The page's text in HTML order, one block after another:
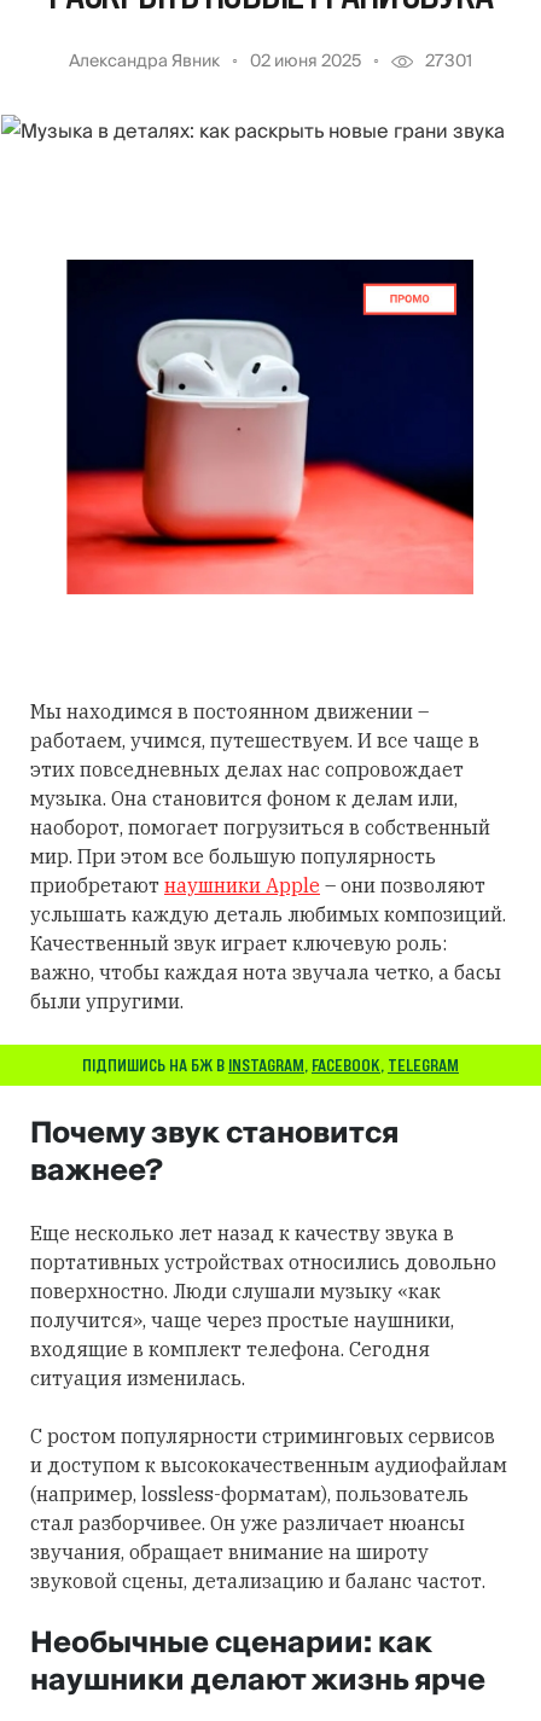
Александра Явник 02 июня 2025 27301
Мы находимся в постоянном движении –
работаем, учимся, путешествуем. И все чаще в
этих повседневных делах нас сопровождает
музыка. Она становится фоном к делам или,
наоборот, помогает погрузиться в собственный
мир. При этом все большую популярность
приобретают наушники Apple – они позволяют
услышать каждую деталь любимых композиций.
Качественный звук играет ключевую роль:
важно, чтобы каждая нота звучала четко, а басы
были упругими.
ПІДПИШИСЬ НА БЖ В INSTAGRAM, FACEBOOK, TELEGRAM
Почему звук становится
важнее?
Еще несколько лет назад к качеству звука в
портативных устройствах относились довольно
поверхностно. Люди слушали музыку «как
получится», чаще через простые наушники,
входящие в комплект телефона. Сегодня
ситуация изменилась.
С ростом популярности стриминговых сервисов
и доступом к высококачественным аудиофайлам
(например, lossless-форматам), пользователь
стал разборчивее. Он уже различает нюансы
звучания, обращает внимание на широту
звуковой сцены, детализацию и баланс частот.
Необычные сценарии: как
наушники делают жизнь ярче